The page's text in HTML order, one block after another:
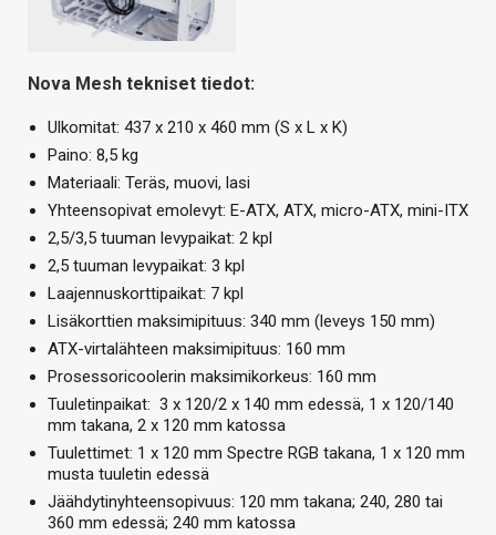
Nova Mesh tekniset tiedot:
Ulkomitat: 437 x 210 x 460 mm (S x L x K)
Paino: 8,5 kg
Materiaali: Teräs, muovi, lasi
Yhteensopivat emolevyt: E-ATX, ATX, micro-ATX, mini-ITX
2,5/3,5 tuuman levypaikat: 2 kpl
2,5 tuuman levypaikat: 3 kpl
Laajennuskorttipaikat: 7 kpl
Lisäkorttien maksimipituus: 340 mm (leveys 150 mm)
ATX-virtalähteen maksimipituus: 160 mm
Prosessoricoolerin maksimikorkeus: 160 mm
Tuuletinpaikat: 3 x 120/2 x 140 mm edessä, 1 x 120/140
mm takana, 2 x 120 mm katossa
Tuulettimet: 1 x 120 mm Spectre RGB takana, 1 x 120 mm
musta tuuletin edessä
Jäähdytinyhteensopivuus: 120 mm takana; 240, 280 tai
360 mm edessä; 240 mm katossa